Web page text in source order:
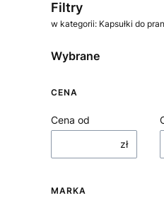
Filtry
w kategorii: Kapsułki do
Wybrane
CENA
Cena od
zł
MARKA